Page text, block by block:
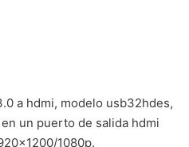
a hdmi, modelo usb32hdes,
un puerto de salida hdmi
1080p.